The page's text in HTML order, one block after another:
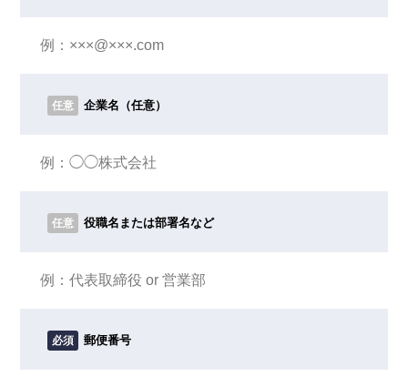
任意 企業名（任意）
任意 役職名または部署名など
必須 郵便番号